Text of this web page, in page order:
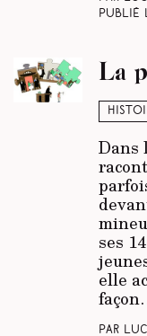
Publié
La
Dans
ses
elle
Par